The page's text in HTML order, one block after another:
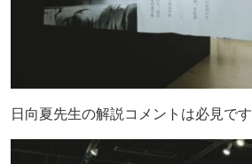
日向夏先生の解説コメントは必見です